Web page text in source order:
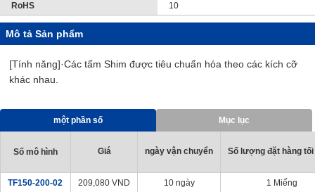
RoHS
10
Mô tả Sản phẩm
[Tính năng]·Các tấm Shim được tiêu chuẩn hóa theo các kích cỡ
khác nhau.
một phần số Mục lục
Số mô hình Giá ngày vận chuyển Số lượng đặt hàng
TF150-200-02 209,080 VND 10 ngày 1 Miếng